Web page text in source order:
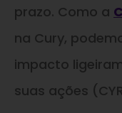
prazo. Como a
na Cury,
impacto
suas ações